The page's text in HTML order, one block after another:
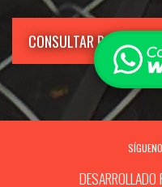
CONSULTAR POR
DESARROLLADO